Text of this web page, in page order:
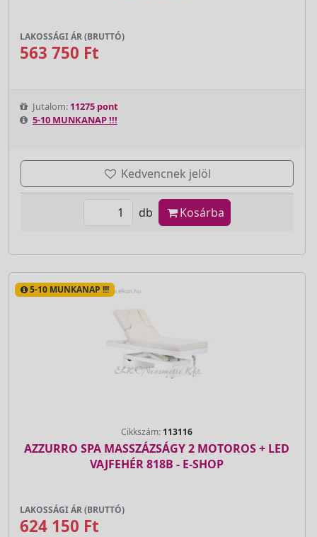
LAKOSSÁGI ÁR (BRUTTÓ)
563 750 Ft
Jutalom: 11275 pont
5-10 MUNKANAP !!!
Kedvencnek jelöl
db Kosárba
5-10 MUNKANAP !!!
Cikkszám: 113116
AZZURRO SPA MASSZÁZSÁGY 2 MOTOROS + LED
VAJFEHÉR 818B - E-SHOP
LAKOSSÁGI ÁR (BRUTTÓ)
624 150 Ft